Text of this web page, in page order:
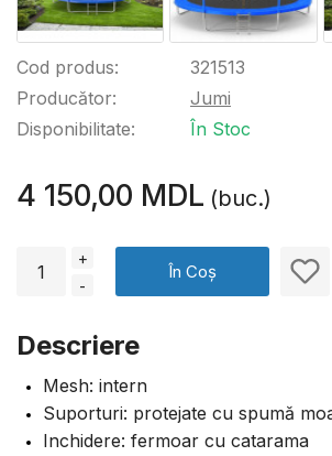
Cod produs:
Producător:
Disponibilitate:
321513
Jumi
În Stoc
4 150,00 MDL (buc.)
+
-
În Coș
Descriere
Mesh: intern
Suporturi: protejate cu spumă
Inchidere: fermoar cu catarama